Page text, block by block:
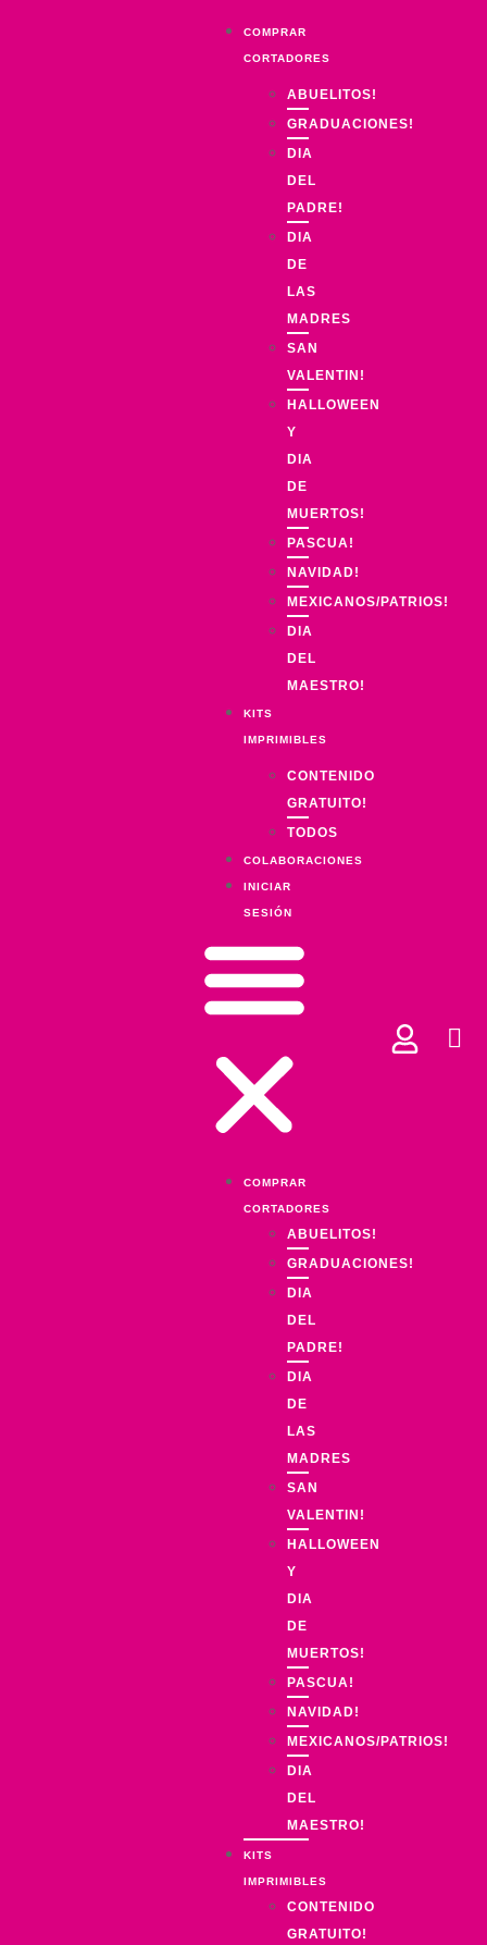
COMPRAR
CORTADORES
ABUELITOS!
GRADUACIONES!
DIA
DEL
PADRE!
DIA
DE
LAS
MADRES
SAN
VALENTIN!
HALLOWEEN
Y
DIA
DE
MUERTOS!
PASCUA!
NAVIDAD!
MEXICANOS/PATRIOS!
DIA
DEL
MAESTRO!
KITS
IMPRIMIBLES
CONTENIDO
GRATUITO!
TODOS
COLABORACIONES
INICIAR
SESIÓN
COMPRAR
CORTADORES
ABUELITOS!
GRADUACIONES!
DIA
DEL
PADRE!
DIA
DE
LAS
MADRES
SAN
VALENTIN!
HALLOWEEN
Y
DIA
DE
MUERTOS!
PASCUA!
NAVIDAD!
MEXICANOS/PATRIOS!
DIA
DEL
MAESTRO!
KITS
IMPRIMIBLES
CONTENIDO
GRATUITO!